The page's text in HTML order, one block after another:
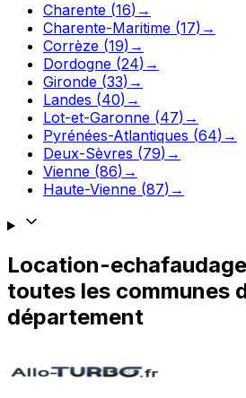
Charente (16) →
Charente-Maritime (17) →
Corrèze (19) →
Dordogne (24) →
Gironde (33) →
Landes (40) →
Lot-et-Garonne (47) →
Pyrénées-Atlantiques (64) →
Deux-Sèvres (79) →
Vienne (86) →
Haute-Vienne (87) →
Location-echafaudage
toutes les communes
département